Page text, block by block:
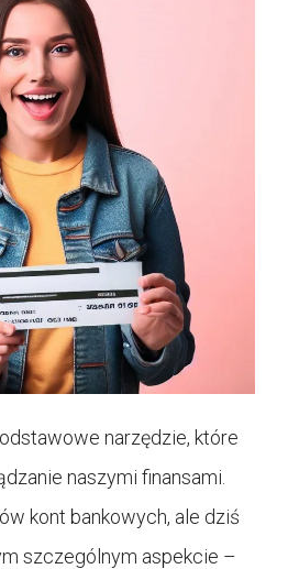
narzędzie, które
naszymi finansami.
kont bankowych, ale dziś
szczególnym aspekcie –